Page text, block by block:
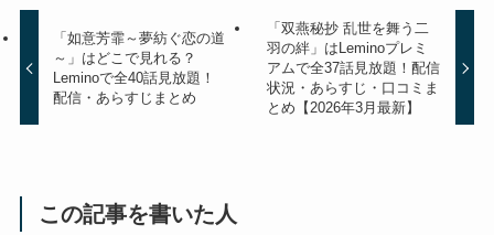
「如意芳霏～夢紡ぐ恋の道
～」はどこで見れる？
Leminoで全40話見放題！
配信・あらすじまとめ
「双燕秘抄 乱世を舞う二
羽の絆」はLeminoプレミ
アムで全37話見放題！配信
状況・あらすじ・口コミま
とめ【2026年3月最新】
この記事を書いた人